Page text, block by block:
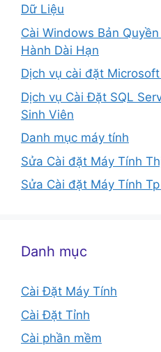
Dữ Liệu
Cài Windows Bản
Hành Dài Hạn
Dịch vụ cài đặt
Dịch vụ Cài Đặt SQL
Sinh Viên
Danh mục máy tính
Sửa Cài đặt Máy Tính
Sửa Cài đặt Máy Tính
Danh mục
Cài Đặt Máy Tính
Cài Đặt Tỉnh
Cài phần mềm